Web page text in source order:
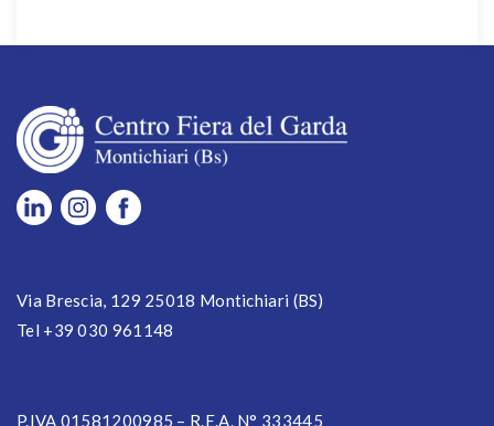
Via Brescia, 129 25018 Montichiari (BS)
Tel +39 030 961148
P.IVA 01581200985 – R.E.A. N° 333445